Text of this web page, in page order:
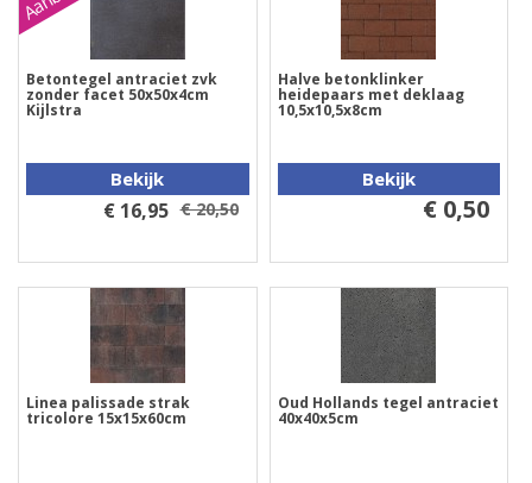
Betontegel antraciet zvk
zonder facet 50x50x4cm
Kijlstra
Bekijk
€ 16,95 € 20,50
Halve betonklinker
heidepaars met deklaag
10,5x10,5x8cm
Bekijk
€ 0,50
Linea palissade strak
tricolore 15x15x60cm
Oud Hollands tegel antraciet
40x40x5cm